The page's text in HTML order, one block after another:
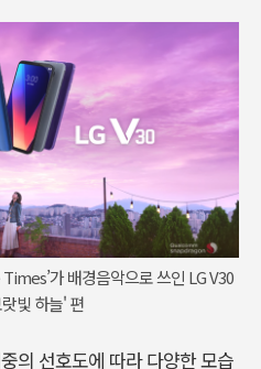
가 배경음악으로 쓰인 LG V30
빛 하늘' 편
의 선호도에 따라 다양한 모습